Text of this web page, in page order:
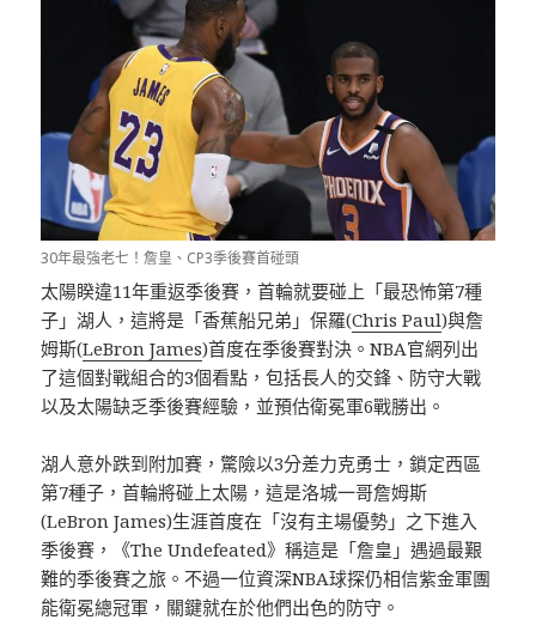
30年最強老七！詹皇、CP3季後賽首碰頭
太陽睽違11年重返季後賽，首輪就要碰上「最恐怖第7種
子」湖人，這將是「香蕉船兄弟」保羅(Chris Paul)與詹
姆斯(LeBron James)首度在季後賽對決。NBA官網列出
了這個對戰組合的3個看點，包括長人的交鋒、防守大戰
以及太陽缺乏季後賽經驗，並預估衛冕軍6戰勝出。
湖人意外跌到附加賽，驚險以3分差力克勇士，鎖定西區
第7種子，首輪將碰上太陽，這是洛城一哥詹姆斯
(LeBron James)生涯首度在「沒有主場優勢」之下進入
季後賽，《The Undefeated》稱這是「詹皇」遇過最艱
難的季後賽之旅。不過一位資深NBA球探仍相信紫金軍團
能衛冕總冠軍，關鍵就在於他們出色的防守。